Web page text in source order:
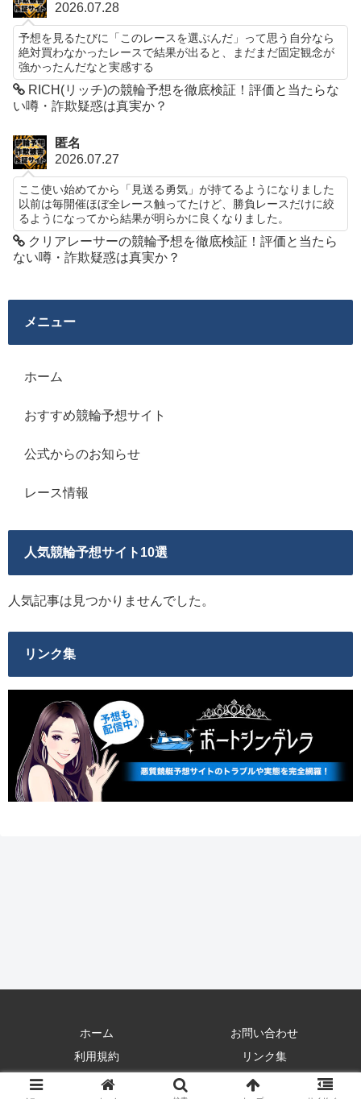
2026.07.28
予想を見るたびに「このレースを選ぶんだ」って思う自分なら
絶対買わなかったレースで結果が出ると、まだまだ固定観念が
強かったんだなと実感する
RICH(リッチ)の競輪予想を徹底検証！評価と当たらな
い噂・詐欺疑惑は真実か？
匿名
2026.07.27
ここ使い始めてから「見送る勇気」が持てるようになりました
以前は毎開催ほぼ全レース触ってたけど、勝負レースだけに絞
るようになってから結果が明らかに良くなりました。
クリアレーサーの競輪予想を徹底検証！評価と当たら
ない噂・詐欺疑惑は真実か？
メニュー
ホーム
おすすめ競輪予想サイト
公式からのお知らせ
レース情報
人気競輪予想サイト10選
人気記事は見つかりませんでした。
リンク集
ホーム
お問い合わせ
利用規約
リンク集
©競輪予想の詐欺被害検証サイト